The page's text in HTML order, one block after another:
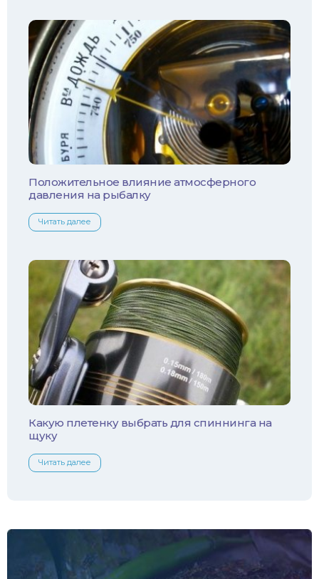
Осетр
Ротан
Сом
Толстолобик
Уклейка
Форель
Хариус
Чехонь
Положительное влияние атмосферного
давления на рыбалку
Читать далее
Какую плетенку выбрать для спиннинга на
щуку
Читать далее